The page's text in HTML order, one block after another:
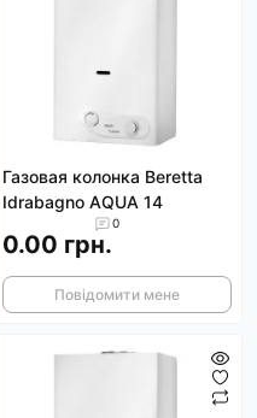
Газовая колонка Beretta
Idrabagno AQUA 14
0
0.00 грн.
Повідомити мене